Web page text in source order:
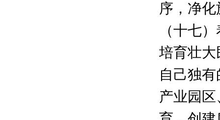
序，净
（十七
培育壮
自己独
产业园